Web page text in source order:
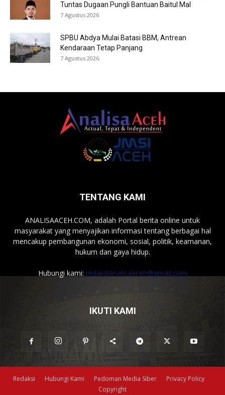
Tuntas Dugaan Pungli Bantuan Baitul Mal
7 Agustus 2026
SPBU Abdya Mulai Batasi BBM, Antrean
Kendaraan Tetap Panjang
7 Agustus 2026
TENTANG KAMI
ANALISAACEH.COM, adalah Portal berita online untuk
masyarakat yang menyajikan informasi tentang berbagai hal
mencakup pembangunan ekonomi, sosial, politik, keamanan,
hukum dan gaya hidup.
Hubungi kami: redaksianalisaaceh@gmail.com
IKUTI KAMI
Redaksi Hubungi Kami Pedoman Media Siber
Privacy Policy
Copyright